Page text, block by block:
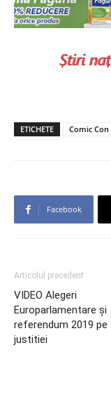
ETICHETE Comic Con
Facebook
Articolul precedent
VIDEO Alegeri
Europarlamentare și
referendum 2019 pe
justitiei